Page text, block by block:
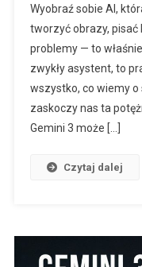
Wyobraź sobie AI,
tworzyć obrazy, pisać
problemy — to
zwykły asystent, to
wszystko, co wiemy
zaskoczy nas ta
Gemini 3 może […]
Czytaj dalej